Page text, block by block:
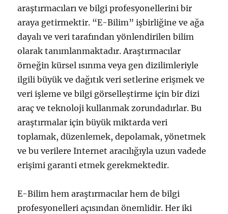
araştırmacıları ve bilgi profesyonellerini bir
araya getirmektir. “E-Bilim” işbirliğine ve ağa
dayalı ve veri tarafından yönlendirilen bilim
olarak tanımlanmaktadır. Araştırmacılar
örneğin kürsel ısınma veya gen dizilimleriyle
ilgili büyük ve dağıtık veri setlerine erişmek ve
veri işleme ve bilgi görselleştirme için bir dizi
araç ve teknoloji kullanmak zorundadırlar. Bu
araştırmalar için büyük miktarda veri
toplamak, düzenlemek, depolamak, yönetmek
ve bu verilere Internet aracılığıyla uzun vadede
erişimi garanti etmek gerekmektedir.
E-Bilim hem araştırmacılar hem de bilgi
profesyonelleri açısından önemlidir. Her iki